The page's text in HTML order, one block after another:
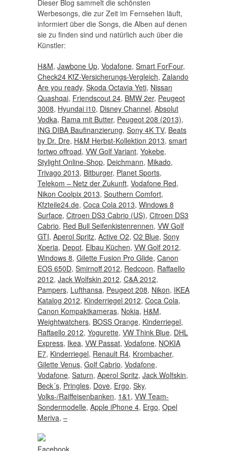
Dieser Blog sammelt die schönsten
Werbesongs, die zur Zeit im Fernsehen läuft,
informiert über die Songs, die Alben auf denen
sie zu finden sind und natürlich auch über die
Künstler:
H&M, Jawbone Up, Vodafone, Smart ForFour,
Check24 KfZ-Versicherungs-Vergleich, Zalando
Are you ready, Skoda Octavia Yeti, Nissan
Quashqai, Friendscout 24, BMW 2er, Peugeot
3008, Hyundai i10, Disney Channel, Absolut
Vodka, Rama mit Butter, Peugeot 208 (2013),
ING DIBA Baufinanzierung, Sony 4K TV, Beats
by Dr. Dre, H&M Herbst-Kollektion 2013, smart
fortwo offroad, VW Golf Variant, Yokebe,
Stylight Online-Shop, Deichmann, Mikado,
Trivago 2013, Bitburger, Planet Sports,
Telekom – Netz der Zukunft, Vodafone Red,
Nikon Coolpix 2013, Southern Comfort,
Kfzteile24.de, Coca Cola 2013, Windows 8
Surface, Citroen DS3 Cabrio (US), Citroen DS3
Cabrio, Red Bull Seifenkistenrennen, VW Golf
GTI, Aperol Spritz, Active O2, O2 Blue, Sony
Xperia, Depot, Elbau Küchen, VW Golf 2012,
Windows 8, Gilette Fusion Pro Glide, Canon
EOS 650D, Smirnoff 2012, Redcoon, Raffaello
2012, Jack Wolfskin 2012, C&A 2012,
Pampers, Lufthansa, Peugeot 208, Nikon, IKEA
Katalog 2012, Kinderriegel 2012, Coca Cola,
Canon Kompaktkameras, Nokia, H&M,
Weightwatchers, BOSS Orange, Kinderriegel,
Raffaello 2012, Yogurette, VW Think Blue, DHL
Express, Ikea, VW Passat, Vodafone, NOKIA
E7, Kinderriegel, Renault R4, Krombacher,
Gilette Venus, Golf Cabrio, Vodafone,
Vodafone, Saturn, Aperol Spritz, Jack Wolfskin,
Beck´s, Pringles, Dove, Ergo, Sky,
Volks-/Raiffeisenbanken, 1&1 , VW Team-
Sondermodelle, Apple iPhone 4, Ergo, Opel
Meriva, –
Facebook